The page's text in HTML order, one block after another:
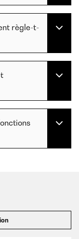
règle-t-